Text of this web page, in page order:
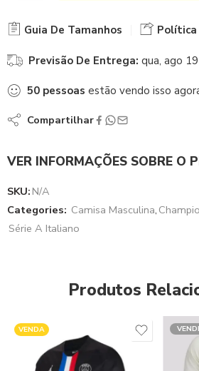
Guia De Tamanhos Política
Previsão De Entrega: qua, ago
50 pessoas estão vendo isso
Compartilhar
VER INFORMAÇÕES SOBRE O
SKU: N/A
Categories: Camisa Masculina,
Série A Italiano
Produtos
VENDA